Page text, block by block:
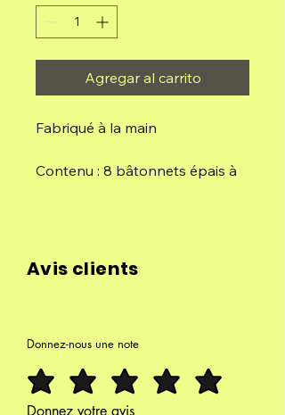
Agregar al carrito
Fabriqué à la main
Contenu : 8 bâtonnets épais à
essentielle de roses, agglutinant
L'amour, énergie intérieure qui
éveille l'âme, allume le feu de
Avis clients
Donnez-nous une note
Donnez votre avis